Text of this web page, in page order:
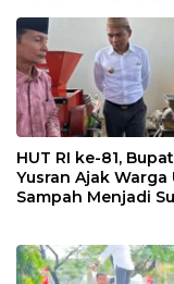
HUT RI ke-81,
Yusran Ajak Warga
Sampah Menjadi